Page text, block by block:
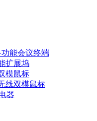
功能会议终端
扩展坞
模鼠标
线双模鼠标
器